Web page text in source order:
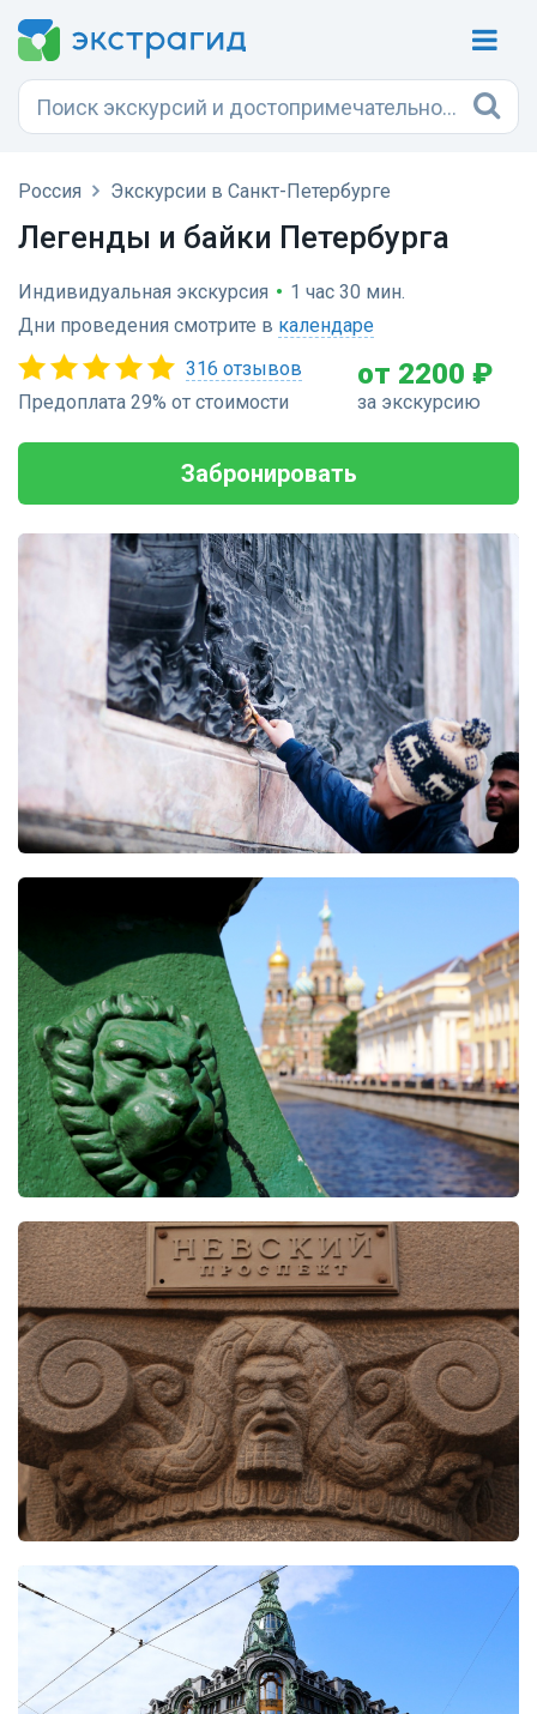
Россия Экскурсии в Санкт-Петербурге
Легенды и байки Петербурга
Индивидуальная экскурсия • 1 час 30 мин.
Дни проведения смотрите в календаре
316 отзывов
Предоплата 29% от стоимости
от 2200 ₽
за экскурсию
Забронировать